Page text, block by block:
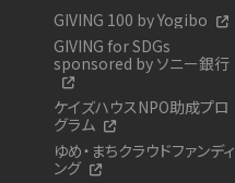
GIVING 100 by Yogibo
GIVING for SDGs
sponsored by ソニー銀行
ケイズハウスNPO助成プロ
グラム
ゆめ・まちクラウドファンディ
ング